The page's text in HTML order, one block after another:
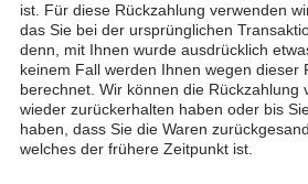
ist. Für diese Rückzahlung verwenden
das Sie bei der ursprünglichen
denn, mit Ihnen wurde ausdrücklich
keinem Fall werden Ihnen wegen dieser
berechnet. Wir können die Rückzahlung
wieder zurückerhalten haben oder bis
haben, dass Sie die Waren
welches der frühere Zeitpunkt ist.